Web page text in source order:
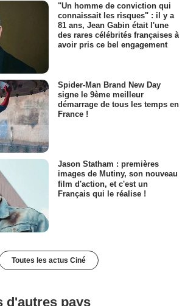
"Un homme de conviction qui
connaissait les risques" : il y a
81 ans, Jean Gabin était l'une
des rares célébrités françaises à
avoir pris ce bel engagement
Spider-Man Brand New Day
signe le 9ème meilleur
démarrage de tous les temps en
France !
Jason Statham : premières
images de Mutiny, son nouveau
film d'action, et c'est un
Français qui le réalise !
Toutes les actus Ciné
d'autres pays